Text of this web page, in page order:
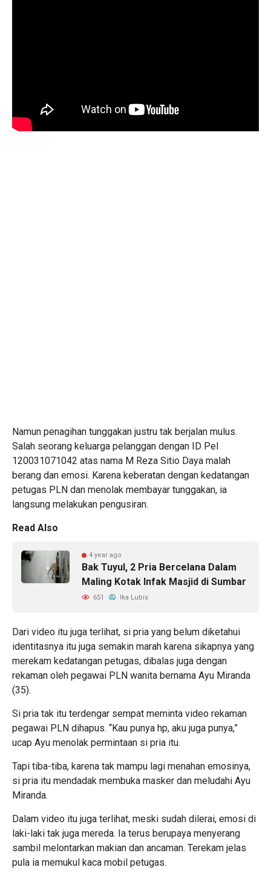
Namun penagihan tunggakan justru tak berjalan mulus.
Salah seorang keluarga pelanggan dengan ID Pel
120031071042 atas nama M Reza Sitio Daya malah
berang dan emosi. Karena keberatan dengan kedatangan
petugas PLN dan menolak membayar tunggakan, ia
langsung melakukan pengusiran.
Read Also
4 year ago
Bak Tuyul, 2 Pria Bercelana Dalam
Maling Kotak Infak Masjid di Sumbar
651 Ika Lubis
Dari video itu juga terlihat, si pria yang belum diketahui
identitasnya itu juga semakin marah karena sikapnya yang
merekam kedatangan petugas, dibalas juga dengan
rekaman oleh pegawai PLN wanita bernama Ayu Miranda
(35).
Si pria tak itu terdengar sempat meminta video rekaman
pegawai PLN dihapus. “Kau punya hp, aku juga punya,”
ucap Ayu menolak permintaan si pria itu.
Tapi tiba-tiba, karena tak mampu lagi menahan emosinya,
si pria itu mendadak membuka masker dan meludahi Ayu
Miranda.
Dalam video itu juga terlihat, meski sudah dilerai, emosi di
laki-laki tak juga mereda. Ia terus berupaya menyerang
sambil melontarkan makian dan ancaman. Terekam jelas
pula ia memukul kaca mobil petugas.